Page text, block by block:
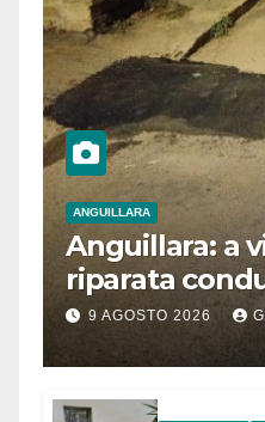
ANGUILLARA
Anguillara: a
riparata
segnalazione
9 AGOSTO 2026